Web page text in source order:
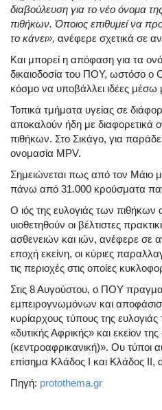
διαβούλευση για το νέο όνομα
πιθήκων. Όποιος επιθυμεί να
το κάνει», ανέφερε σχετικά σε
Και μπορεί η απόφαση για τα
δικαιοδοσία του ΠΟΥ, ωστόσο ο
κόσμο να υποβάλλει ιδέες μέσω
Τοπικά τμήματα υγείας σε
αποκαλούν ήδη με διαφορετικά
πιθήκων. Στο Σικάγο, για
ονομασία MPV.
Σημειώνεται πως από τον Μάιο
πάνω από 31.000 κρούσματα
Ο ιός της ευλογιάς των
υιοθετηθούν οι βέλτιστες
ασθενειών και ιών, ανέφερε σε
εποχή εκείνη, οι κύριες
τις περιοχές στις οποίες
Στις 8 Αυγούστου, ο ΠΟΥ
εμπειρογνωμόνων και
κυρίαρχους τύπους της
«δυτικής Αφρικής» και εκείον
(κεντροαφρικανική)». Ου τύποι
επίσημα Κλάδος I και Κλάδος II,
Πηγή: protothema.gr